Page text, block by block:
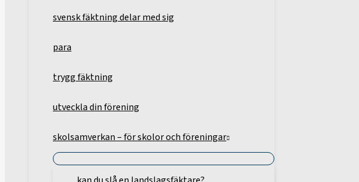
svensk fäktning delar med sig
para
trygg fäktning
utveckla din förening
skolsamverkan – för skolor och föreningar